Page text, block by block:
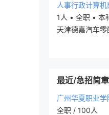
人事行政计算机
1人 • 全职 • 本
天津德嘉汽车
最近/急招简章
广州华夏职业
全职 / 100人